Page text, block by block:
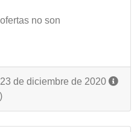
no son
de diciembre de 2020
)